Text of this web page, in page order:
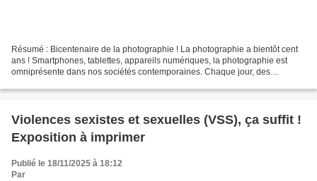
Résumé : Bicentenaire de la photographie ! La photographie a bientôt cent
ans ! Smartphones, tablettes, appareils numériques, la photographie est
omniprésente dans nos sociétés contemporaines. Chaque jour, des
Violences sexistes et sexuelles (VSS), ça suffit !
Exposition à imprimer
Publié le 18/11/2025 à 18:12
Par